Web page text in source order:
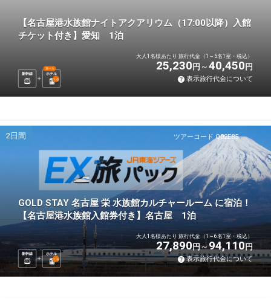
【名古屋港水族館ナイトアクアリウム（17:00以降）入館
チケット付き】愛知 1泊
新幹線 ホテル
選べる
1 泊
大人1名様あたり 旅行代金（1～5名1室・税込）
25,230 円 40,450 円
表示旅行代金について
ツアーコード Q02E85
2日間
GOLD STAY 名古屋 栄 水族館カルチャールーム に宿泊！
【名古屋港水族館入館券付き】名古屋 1泊
新幹線
ホテル
1 泊
大人1名様あたり 旅行代金（1～6名1室・税込）
27,890円 94,110円
表示旅行代金について